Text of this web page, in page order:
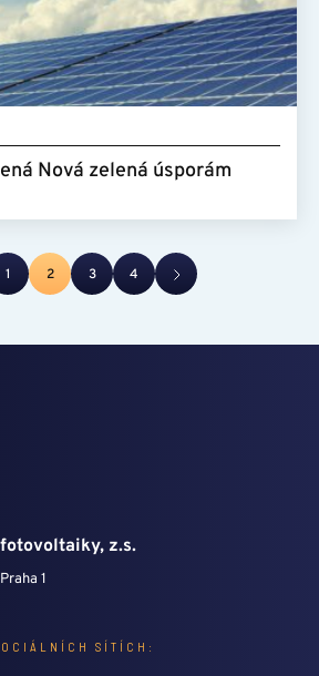
Nová zelená úsporám
1 2 3 4
z.s.
1
SÍTÍCH: